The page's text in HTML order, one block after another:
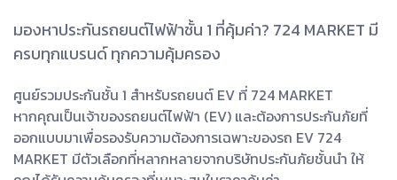
มองหาประกันรถยนต์ไฟฟ้าชั้น 1 ที่คุ้มค่า? 724 MARKET มี
ครบทุกแบรนด์ ทุกความคุ้มครอง
ศูนย์รวมประกันชั้น 1 สำหรับรถยนต์ EV ที่ 724 MARKET
หากคุณเป็นเจ้าของรถยนต์ไฟฟ้า (EV) และต้องการประกันภัยที่
ออกแบบมาเพื่อรองรับความต้องการเฉพาะของรถ EV 724
MARKET มีตัวเลือกที่หลากหลายจากบริษัทประกันภัยชั้นนำ ให้